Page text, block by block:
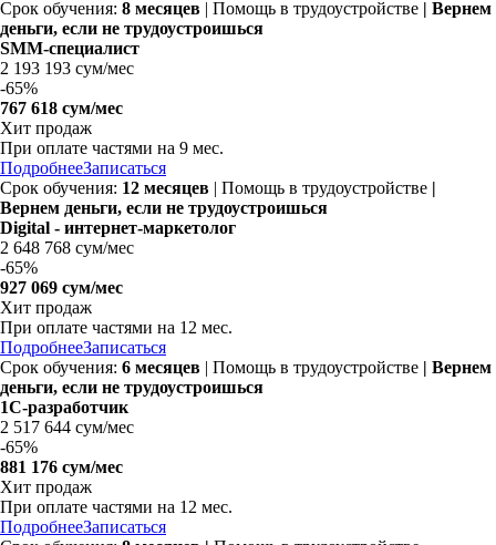
Срок обучения: 8 месяцев | Помощь в трудоустройстве | Вернем
деньги, если не трудоустроишься
SMM-специалист
2 193 193 сум/мес
-65%
767 618 сум/мес
Хит продаж
При оплате частями на 9 мес.
ПодробнееЗаписаться
Срок обучения: 12 месяцев | Помощь в трудоустройстве |
Вернем деньги, если не трудоустроишься
Digital - интернет-маркетолог
2 648 768 сум/мес
-65%
927 069 сум/мес
Хит продаж
При оплате частями на 12 мес.
ПодробнееЗаписаться
Срок обучения: 6 месяцев | Помощь в трудоустройстве | Вернем
деньги, если не трудоустроишься
1С-разработчик
2 517 644 сум/мес
-65%
881 176 сум/мес
Хит продаж
При оплате частями на 12 мес.
ПодробнееЗаписаться